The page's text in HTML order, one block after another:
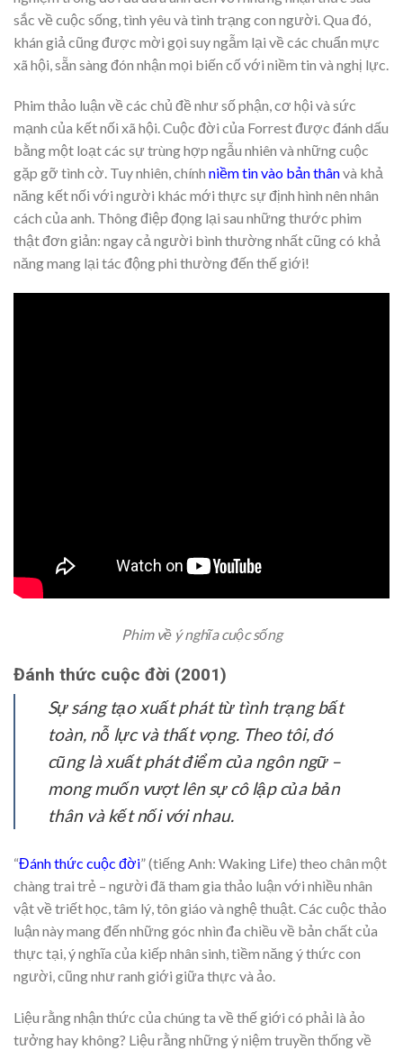
sắc về cuộc sống, tình yêu và tình trạng con người. Qua đó,
khán giả cũng được mời gọi suy ngẫm lại về các chuẩn mực
xã hội, sẵn sàng đón nhận mọi biến cố với niềm tin và nghị lực.
Phim thảo luận về các chủ đề như số phận, cơ hội và sức
mạnh của kết nối xã hội. Cuộc đời của Forrest được đánh dấu
bằng một loạt các sự trùng hợp ngẫu nhiên và những cuộc
gặp gỡ tình cờ. Tuy nhiên, chính niềm tin vào bản thânvà khả
năng kết nối với người khác mới thực sự định hình nên nhân
cách của anh. Thông điệp đọng lại sau những thước phim
thật đơn giản: ngay cả người bình thường nhất cũng có khả
năng mang lại tác động phi thường đến thế giới!
Phim về ý nghĩa cuộc sống
Đánh thức cuộc đời (2001)
Sự sáng tạo xuất phát từ tình trạng bất
toàn, nỗ lực và thất vọng. Theo tôi, đó
cũng là xuất phát điểm của ngôn ngữ –
mong muốn vượt lên sự cô lập của bản
thân và kết nối với nhau.
“Đánh thức cuộc đời” (tiếng Anh: Waking Life) theo chân một
chàng trai trẻ – người đã tham gia thảo luận với nhiều nhân
vật về triết học, tâm lý, tôn giáo và nghệ thuật. Các cuộc thảo
luận này mang đến những góc nhìn đa chiều về bản chất của
thực tại, ý nghĩa của kiếp nhân sinh, tiềm năng ý thức con
người, cũng như ranh giới giữa thực và ảo.
Liệu rằng nhận thức của chúng ta về thế giới có phải là ảo
tưởng hay không? Liệu rằng những ý niệm truyền thống về